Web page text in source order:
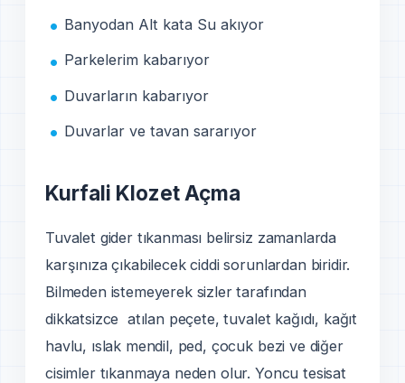
Banyodan Alt kata Su akıyor
Parkelerim kabarıyor
Duvarların kabarıyor
Duvarlar ve tavan sararıyor
Kurfali Klozet Açma
Tuvalet gider tıkanması belirsiz zamanlarda
karşınıza çıkabilecek ciddi sorunlardan biridir.
Bilmeden istemeyerek sizler tarafından
dikkatsizce atılan peçete, tuvalet kağıdı, kağıt
havlu, ıslak mendil, ped, çocuk bezi ve diğer
cisimler tıkanmaya neden olur. Yoncu tesisat